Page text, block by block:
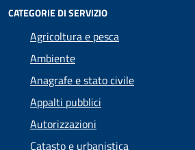
CATEGORIE DI SERVIZIO
Agricoltura e pesca
Ambiente
Anagrafe e stato civile
Appalti pubblici
Autorizzazioni
Catasto e urbanistica